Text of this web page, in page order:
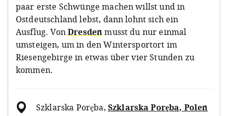
paar erste Schwünge machen willst und in
Ostdeutschland lebst, dann lohnt sich ein
Ausflug. VonDresdenmusst du nur einmal
umsteigen, um in den Wintersportort im
Riesengebirge in etwas über vier Stunden zu
kommen.
Szklarska Poręba, Szklarska Poręba, Polen